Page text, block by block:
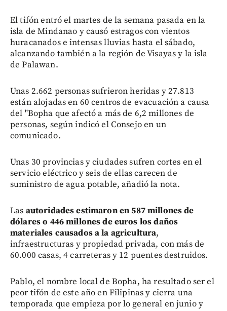
El tifón entró el martes de la semana pasada en la
isla de Mindanao y causó estragos con vientos
huracanados e intensas lluvias hasta el sábado,
alcanzando también a la región de Visayas y la isla
de Palawan.
Unas 2.662 personas sufrieron heridas y 27.813
están alojadas en 60 centros de evacuación a causa
del "Bopha que afectó a más de 6,2 millones de
personas, según indicó el Consejo en un
comunicado.
Unas 30 provincias y ciudades sufren cortes en el
servicio eléctrico y seis de ellas carecen de
suministro de agua potable, añadió la nota.
Las autoridades estimaron en 587 millones de
dólares o 446 millones de euros los daños
materiales causados a la agricultura,
infraestructuras y propiedad privada, con más de
60.000 casas, 4 carreteras y 12 puentes destruidos.
Pablo, el nombre local de Bopha, ha resultado ser el
peor tifón de este año en Filipinas y cierra una
temporada que empieza por lo general en junio y